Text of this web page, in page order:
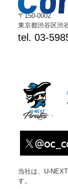
〒150-0002
東京都渋谷区渋
tel. 03-
当社は、U-
す。